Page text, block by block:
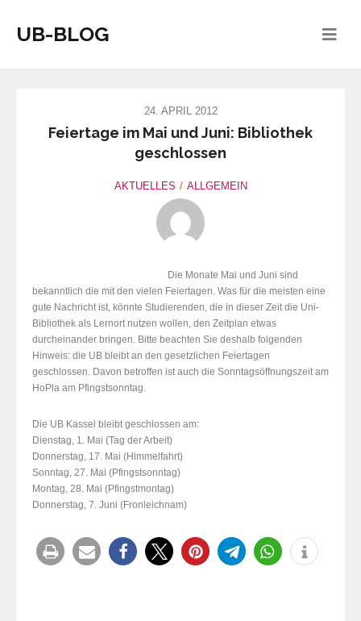
UB-BLOG
24. APRIL 2012
Feiertage im Mai und Juni: Bibliothek
geschlossen
AKTUELLES ALLGEMEIN
Die Monate Mai und Juni sind
bekanntlich die mit den vielen Feiertagen. Was für die meisten eine
gute Nachricht ist, könnte Studierenden, die in dieser Zeit die Uni-
Bibliothek als Lernort nutzen wollen, den Zeitplan etwas
durcheinander bringen. Bitte beachten Sie deshalb folgenden
Hinweis: die UB bleibt an den gesetzlichen Feiertagen
geschlossen. Davon betroffen ist auch die Sonntagsöffnungszeit am
HoPla am Pfingstsonntag.
Die UB Kassel bleibt geschlossen am:
Dienstag, 1. Mai (Tag der Arbeit)
Donnerstag, 17. Mai (Himmelfahrt)
Sonntag, 27. Mai (Pfingstsonntag)
Montag, 28. Mai (Pfingstmontag)
Donnerstag, 7. Juni (Fronleichnam)